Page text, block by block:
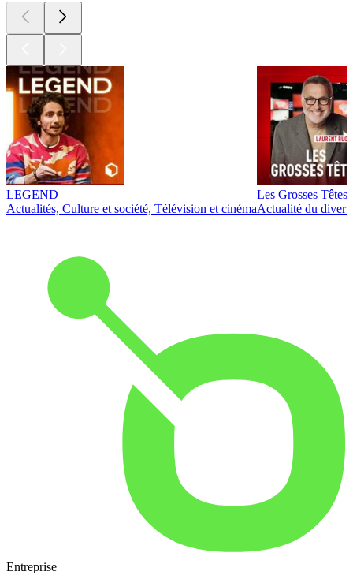
LEGEND
Actualités, Culture et société, Télévision et cinéma
Les Grosses Têtes
Actualité du
Entreprise